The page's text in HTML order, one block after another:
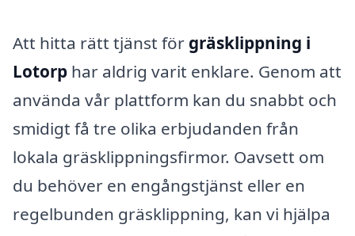
Att hitta rätt tjänst för gräsklippning i
Lotorp har aldrig varit enklare. Genom att
använda vår plattform kan du snabbt och
smidigt få tre olika erbjudanden från
lokala gräsklippningsfirmor. Oavsett om
du behöver en engångstjänst eller en
regelbunden gräsklippning, kan vi hjälpa